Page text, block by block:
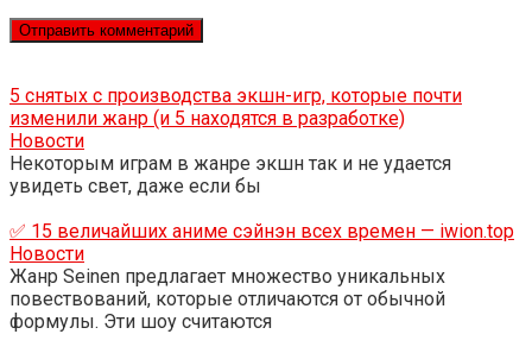
5 снятых с производства экшн-игр, которые почти
изменили жанр (и 5 находятся в разработке)
Новости
Некоторым играм в жанре экшн так и не удается
увидеть свет, даже если бы
✅ 15 величайших аниме сэйнэн всех времен — iwion.top
Новости
Жанр Seinen предлагает множество уникальных
повествований, которые отличаются от обычной
формулы. Эти шоу считаются